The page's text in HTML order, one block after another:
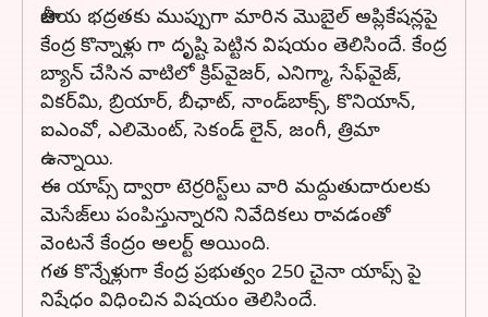
జాతీయ భద్రతకు ముప్పుగా మారిన మొబైల్ అప్లికేషన్లపై
కేంద్ర కొన్నాళ్లు గా దృష్టి పెట్టిన విషయం తెలిసిందే. కేంద్ర
బ్యాన్ చేసిన వాటిలో క్రిప్‌వైజర్‌, ఎనిగ్మా, సేఫ్‌వైజ్‌,
వికర్‌మి, బ్రియార్‌, బీఛాట్‌, నాండ్‌బాక్స్‌, కొనియాన్‌,
ఐఎంవో, ఎలిమెంట్‌, సెకండ్‌ లైన్‌, జంగీ, త్రిమా
ఉన్నాయి.
ఈ యాప్స్ ద్వారా టెర్రరిస్ట్‌లు వారి మద్దుతుదారులకు
మెసేజ్‌లు పంపిస్తున్నారని నివేదికలు రావడంతో
వెంటనే కేంద్రం అలర్ట్ అయింది.
గత కొన్నేళ్లుగా కేంద్ర ప్రభుత్వం 250 చైనా యాప్స్ పై
నిషేధం విధించిన విషయం తెలిసిందే.